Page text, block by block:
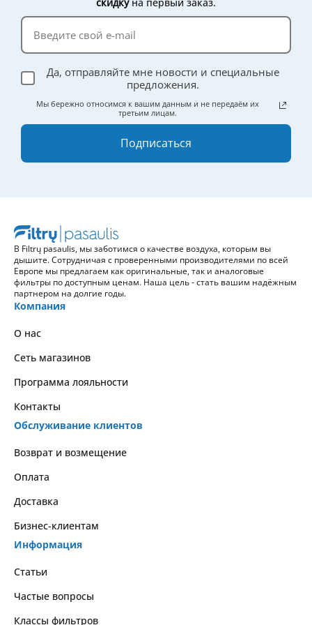
Да, отправляйте мне новости и специальные
предложения.
Мы бережно относимся к вашим данным и не передаём их
третьим лицам.
Подписаться
В Filtrų pasaulis, мы заботимся о качестве воздуха, которым вы
дышите. Сотрудничая с проверенными производителями по всей
Европе мы предлагаем как оригинальные, так и аналоговые
фильтры по доступным ценам. Наша цель - стать вашим надёжным
партнером на долгие годы.
Компания
О нас
Сеть магазинов
Программа лояльности
Контакты
Обслуживание клиентов
Возврат и возмещение
Оплата
Доставка
Бизнес-клиентам
Информация
Статьи
Частые вопросы
Классы фильтров